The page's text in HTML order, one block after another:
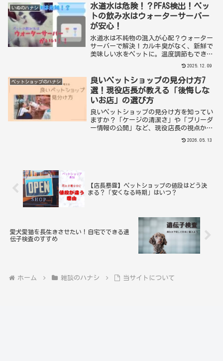
実」を知り、健康を守るためのヒントが詰
まった保存版ガイドです。
いぬのハナシ
水道水は危険！？PFAS検出！ペッ
トの飲み水はウォーターサーバー
が安心！
水道水は不純物の混入が心配？ウォーター
サーバーで解決！カルキ臭がなく、新鮮で
美味しい水をペットに。温度調節もできて
安心。ペットの健康をサポートできるオス
スメのウォーターサーバーを紹介します。
2025.12.09
ペットショップのハナシ
良いペットショップの見分け方7
選！現役店長が教える「後悔しな
いお店」の選び方
良いペットショップの見分け方を知ってい
ますか？「ケージの清潔さ」や「ブリーダ
ー情報の公開」など、現役店長の視点から
底解説します。これから新しい家族を迎え
2026.05.13
【店長暴露】ペットショップの値段はどう決
まる？「安くなる時期」はいつ？
愛犬愛猫を長生きさせたい！自宅でできる遺
伝子検査のすすめ
ホーム 雑談のハナシ 当サイトについて